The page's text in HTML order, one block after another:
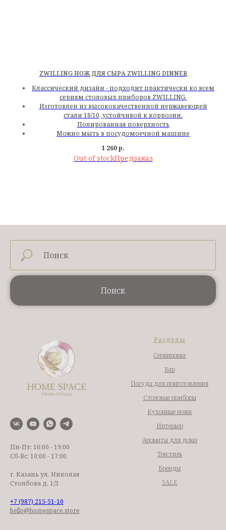
ZWILLING НОЖ ДЛЯ СЫРА ZWILLING DINNER
Классический дизайн - подходит практически ко всем
сериям столовых приборов ZWILLING.
Изготовлен из высококачественной нержавеющей
стали 18/10, устойчивой к коррозии.
Полированная поверхность
Можно мыть в посудомоечной машине
1 260р.
Out of stock
Поиск
Пн-Пт: 10:00 - 19:00
Сб-Вс: 10:00 - 17:00
г. Казань ул. Николая
Столбова д. 1/3
+7 (987) 215-51-10
hello@homespace.store
Разделы
Сервировка
Бар
Посуда для приготовления
Столовые приборы
Кухонные ножи
Интерьер
Ароматы для дома
Текстиль
Бренды
SALE